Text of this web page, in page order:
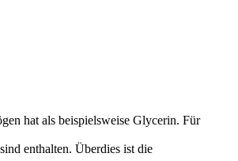
hat als beispielsweise Glycerin. Für
enthalten. Überdies ist die